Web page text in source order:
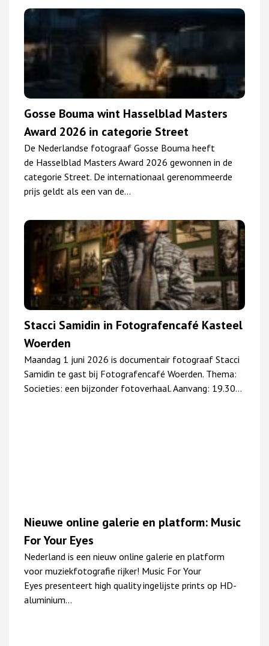
Gosse Bouma wint Hasselblad Masters
Award 2026 in categorie Street
De Nederlandse fotograaf Gosse Bouma heeft
de Hasselblad Masters Award 2026 gewonnen in de
categorie Street. De internationaal gerenommeerde
prijs geldt als een van de…
Stacci Samidin in Fotografencafé Kasteel
Woerden
Maandag 1 juni 2026 is documentair fotograaf Stacci
Samidin te gast bij Fotografencafé Woerden. Thema:
Societies: een bijzonder fotoverhaal. Aanvang: 19.30…
Nieuwe online galerie en platform: Music
For Your Eyes
Nederland is een nieuw online galerie en platform
voor muziekfotografie rijker! Music For Your
Eyes presenteert high quality ingelijste prints op HD-
aluminium…